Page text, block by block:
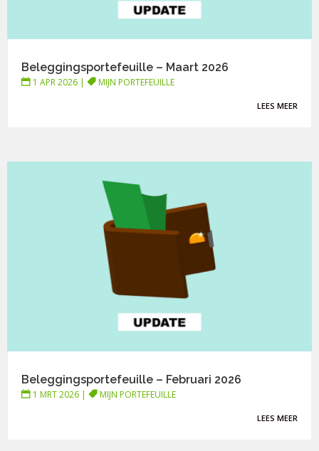
Beleggingsportefeuille – Maart 2026
1 APR 2026 | MIJN PORTEFEUILLE
LEES MEER
Beleggingsportefeuille – Februari 2026
1 MRT 2026 | MIJN PORTEFEUILLE
LEES MEER